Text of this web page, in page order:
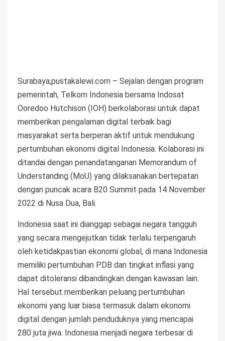
Surabaya,pustakalewi.com – Sejalan dengan program
pemerintah, Telkom Indonesia bersama Indosat
Ooredoo Hutchison (IOH) berkolaborasi untuk dapat
memberikan pengalaman digital terbaik bagi
masyarakat serta berperan aktif untuk mendukung
pertumbuhan ekonomi digital Indonesia. Kolaborasi ini
ditandai dengan penandatanganan Memorandum of
Understanding (MoU) yang dilaksanakan bertepatan
dengan puncak acara B20 Summit pada 14 November
2022 di Nusa Dua, Bali.
Indonesia saat ini dianggap sebagai negara tangguh
yang secara mengejutkan tidak terlalu terpengaruh
oleh ketidakpastian ekonomi global, di mana Indonesia
memiliki pertumbuhan PDB dan tingkat inflasi yang
dapat ditoleransi dibandingkan dengan kawasan lain.
Hal tersebut memberikan peluang pertumbuhan
ekonomi yang luar biasa termasuk dalam ekonomi
digital dengan jumlah penduduknya yang mencapai
280 juta jiwa. Indonesia menjadi negara terbesar di